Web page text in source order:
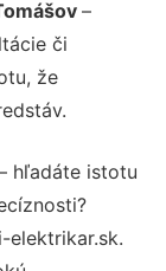
–
či
že
hľadáte istotu
elektrikar.sk.